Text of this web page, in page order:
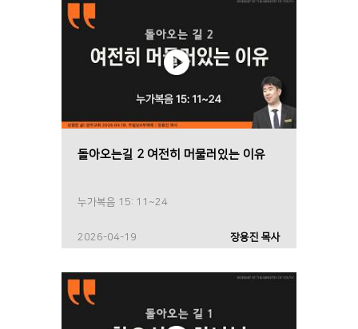
돌아오는길 2 여전히 머물러있는 이유
누가복음 15: 11~24
2026-04-19 장용진 목사